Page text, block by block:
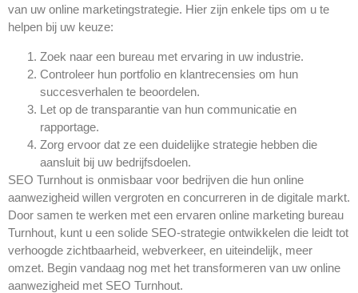
van uw online marketingstrategie. Hier zijn enkele tips om u te
helpen bij uw keuze:
Zoek naar een bureau met ervaring in uw industrie.
Controleer hun portfolio en klantrecensies om hun
succesverhalen te beoordelen.
Let op de transparantie van hun communicatie en
rapportage.
Zorg ervoor dat ze een duidelijke strategie hebben die
aansluit bij uw bedrijfsdoelen.
SEO Turnhout is onmisbaar voor bedrijven die hun online
aanwezigheid willen vergroten en concurreren in de digitale markt.
Door samen te werken met een ervaren online marketing bureau
Turnhout, kunt u een solide SEO-strategie ontwikkelen die leidt tot
verhoogde zichtbaarheid, webverkeer, en uiteindelijk, meer
omzet. Begin vandaag nog met het transformeren van uw online
aanwezigheid met SEO Turnhout.